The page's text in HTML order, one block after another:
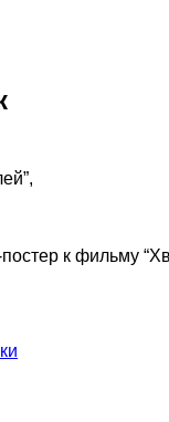
к фильму